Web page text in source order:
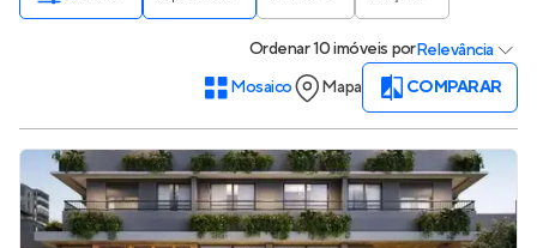
Ordenar10 imóveis porRelevância
Mosaico
Mapa COMPARAR